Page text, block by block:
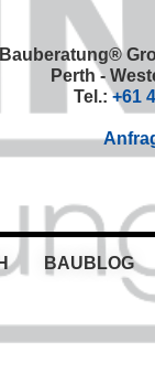
Perth -
Tel.:+61
BAUBLOG